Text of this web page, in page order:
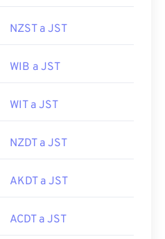
NZST a JST
WIB a JST
WIT a JST
NZDT a JST
AKDT a JST
ACDT a JST